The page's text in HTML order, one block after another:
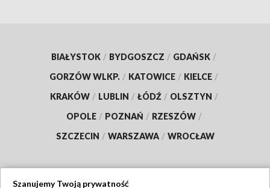
BIAŁYSTOK / BYDGOSZCZ / GDAŃSK /
GORZÓW WLKP. / KATOWICE / KIELCE /
KRAKÓW / LUBLIN / ŁÓDŹ / OLSZTYN /
OPOLE / POZNAŃ / RZESZÓW /
SZCZECIN / WARSZAWA / WROCŁAW
Szanujemy Twoją prywatność